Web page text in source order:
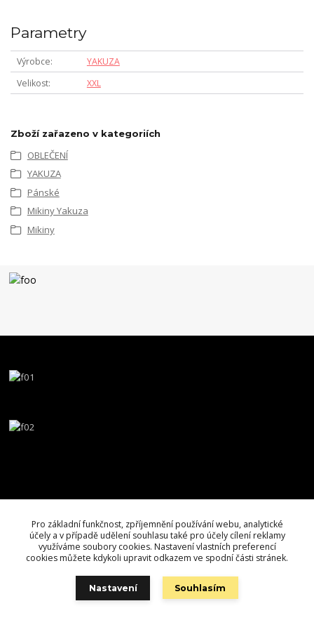
Parametry
Výrobce
YAKUZA
Velikost
XXL
Zboží zařazeno v kategoriích
OBLEČENÍ
YAKUZA
Pánské
Mikiny Yakuza
Mikiny
Pro základní funkčnost, zpříjemnění používání webu, analytické
účely a v případě udělení souhlasu také pro účely cílení reklamy
využíváme soubory cookies. Nastavení vlastních preferencí
cookies můžete kdykoli upravit odkazem ve spodní části stránek.
Nastavení Souhlasím